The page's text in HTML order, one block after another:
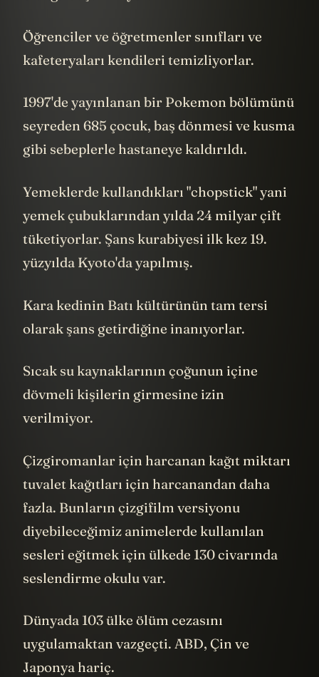
Öğrenciler ve öğretmenler sınıfları ve
kafeteryaları kendileri temizliyorlar.
1997'de yayınlanan bir Pokemon bölümünü
seyreden 685 çocuk, baş dönmesi ve kusma
gibi sebeplerle hastaneye kaldırıldı.
Yemeklerde kullandıkları "chopstick" yani
yemek çubuklarından yılda 24 milyar çift
tüketiyorlar. Şans kurabiyesi ilk kez 19.
yüzyılda Kyoto'da yapılmış.
Kara kedinin Batı kültürünün tam tersi
olarak şans getirdiğine inanıyorlar.
Sıcak su kaynaklarının çoğunun içine
dövmeli kişilerin girmesine izin
verilmiyor.
Çizgiromanlar için harcanan kağıt miktarı
tuvalet kağıtları için harcanandan daha
fazla. Bunların çizgifilm versiyonu
diyebileceğimiz animelerde kullanılan
sesleri eğitmek için ülkede 130 civarında
seslendirme okulu var.
Dünyada 103 ülke ölüm cezasını
uygulamaktan vazgeçti. ABD, Çin ve
Japonya hariç.